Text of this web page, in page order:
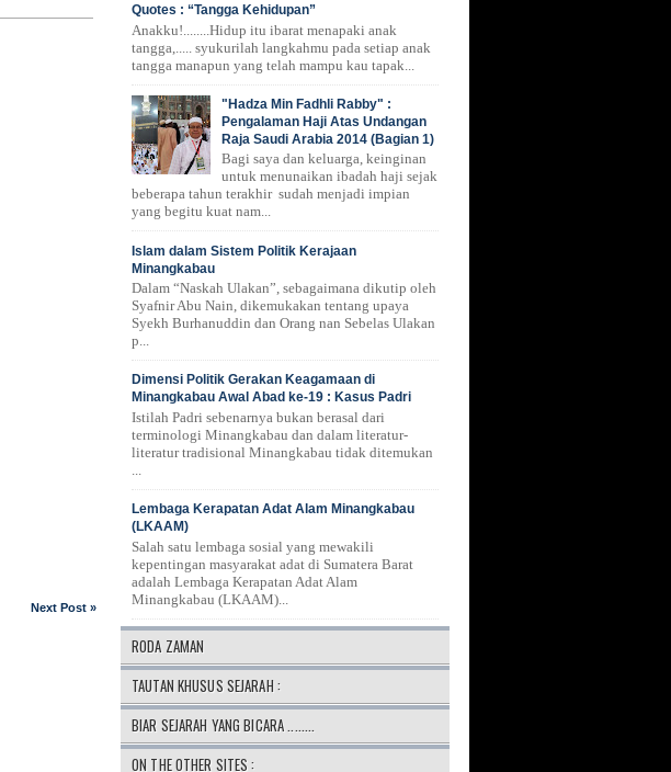
Next Post »
Quotes : “Tangga Kehidupan”
Anakku!........Hidup itu ibarat menapaki anak
tangga,..... syukurilah langkahmu pada setiap anak
tangga manapun yang telah mampu kau tapak...
"Hadza Min Fadhli Rabby" :
Pengalaman Haji Atas Undangan
Raja Saudi Arabia 2014 (Bagian 1)
Bagi saya dan keluarga, keinginan
untuk menunaikan ibadah haji sejak
beberapa tahun terakhir sudah menjadi impian
yang begitu kuat nam...
Islam dalam Sistem Politik Kerajaan
Minangkabau
Dalam “Naskah Ulakan”, sebagaimana dikutip oleh
Syafnir Abu Nain, dikemukakan tentang upaya
Syekh Burhanuddin dan Orang nan Sebelas Ulakan
p...
Dimensi Politik Gerakan Keagamaan di
Minangkabau Awal Abad ke-19 : Kasus Padri
Istilah Padri sebenarnya bukan berasal dari
terminologi Minangkabau dan dalam literatur-
literatur tradisional Minangkabau tidak ditemukan
Lembaga Kerapatan Adat Alam Minangkabau
(LKAAM)
Salah satu lembaga sosial yang mewakili
kepentingan masyarakat adat di Sumatera Barat
adalah Lembaga Kerapatan Adat Alam
Minangkabau (LKAAM)...
RODA ZAMAN
TAUTAN KHUSUS SEJARAH :
BIAR SEJARAH YANG BICARA ........
ON THE OTHER SITES :